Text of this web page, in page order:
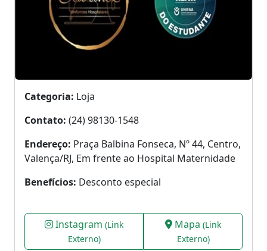
Categoria: Loja
Contato: (24) 98130-1548
Endereço: Praça Balbina Fonseca, Nº 44, Centro,
Valença/RJ, Em frente ao Hospital Maternidade
Benefícios: Desconto especial
Instagram(Link
Externo)
Mapa(Link
Externo)